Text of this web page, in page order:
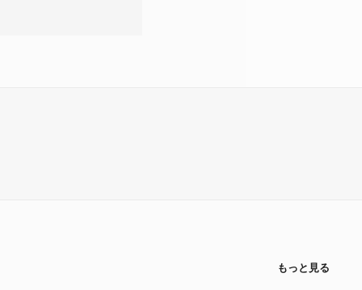
もっと見る